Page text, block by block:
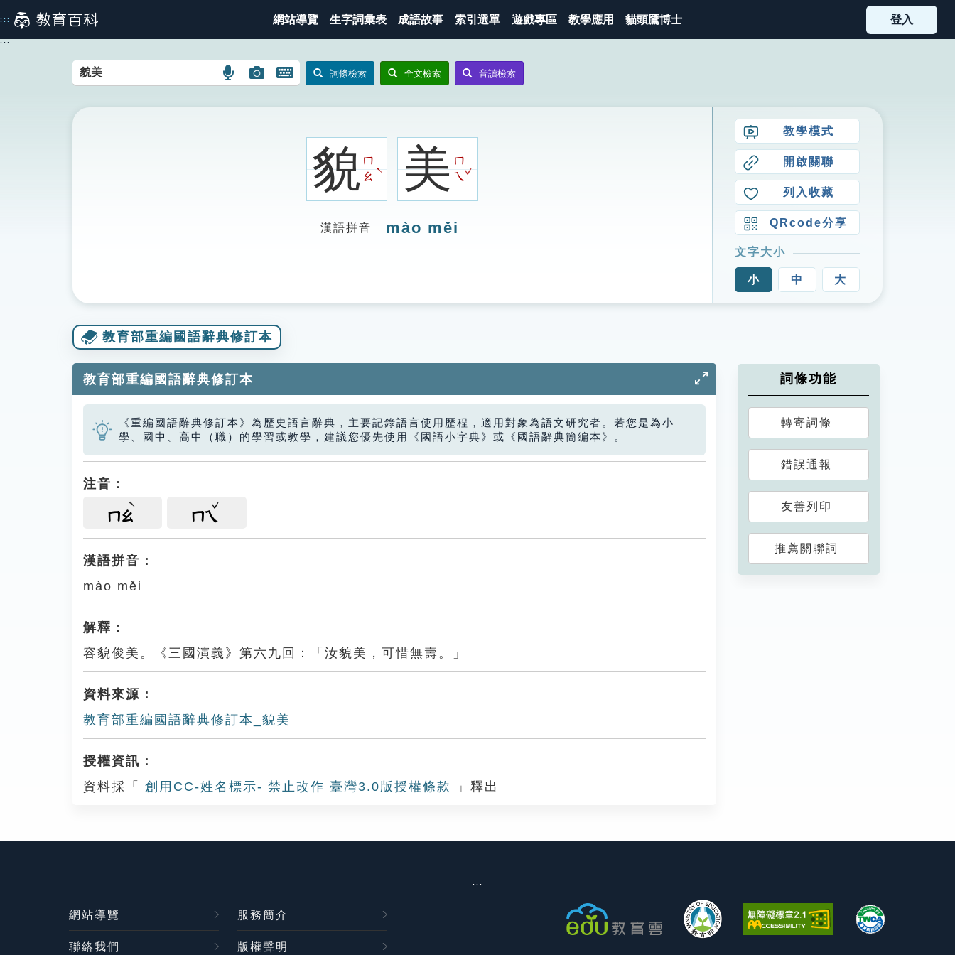
到
主
::: 網站導覽 生字詞彙表 成語故事 索引選單 遊戲專區 教學應用 貓頭鷹博士 登入
:::
語
搜
圖
搜
開
鍵
詞條檢索 全文檢索 音讀檢索
貌ㄇ
ㄠ
ˋ 美ㄇ
ㄟ
ˇ
漢語拼音 mào měi
教學模式
開啟關聯
列入收藏
QRcode分享
文字大小
小 中 大
教育部重編國語辭典修訂本
教育部重編國語辭典修訂本
《重編國語辭典修訂本》為歷史語言辭典，主要記錄語言使用歷程，適用對象為語文研究者。若您是為小
學、國中、高中（職）的學習或教學，建議您優先使用《國語小字典》或《國語辭典簡編本》。
注音：
ㄇㄠ ㄇㄟ
漢語拼音：
mào měi
解釋：
容貌俊美。《三國演義》第六九回：「汝貌美，可惜無壽。」
資料來源：
教育部重編國語辭典修訂本_貌美
授權資訊：
資料採「
創用CC-姓名標示- 禁止改作 臺灣3.0版授權條款 」釋出
詞條功能
轉寄詞條
錯誤通報
友善列印
推薦關聯詞
:::
網站導覽 服務簡介
聯絡我們 版權聲明